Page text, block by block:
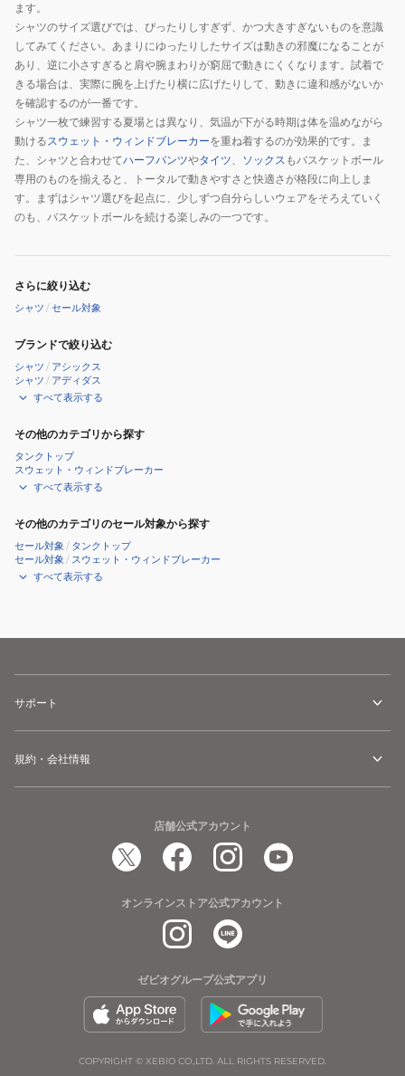
ます。
シャツのサイズ選びでは、ぴったりしすぎず、かつ大きすぎないものを意識
してみてください。あまりにゆったりしたサイズは動きの邪魔になることが
あり、逆に小さすぎると肩や腕まわりが窮屈で動きにくくなります。試着で
きる場合は、実際に腕を上げたり横に広げたりして、動きに違和感がないか
を確認するのが一番です。
シャツ一枚で練習する夏場とは異なり、気温が下がる時期は体を温めながら
動けるスウェット・ウィンドブレーカーを重ね着するのが効果的です。ま
た、シャツと合わせてハーフパンツやタイツ、 ソックス もバスケットボール
専用のものを揃えると、トータルで動きやすさと快適さが格段に向上しま
す。まずはシャツ選びを起点に、少しずつ自分らしいウェアをそろえていく
のも、バスケットボールを続ける楽しみの一つです。
さらに絞り込む
シャツ /セール対象
ブランドで絞り込む
シャツ / アシックス
シャツ / アディダス
すべて表示する
その他のカテゴリから探す
タンクトップ
スウェット・ウィンドブレーカー
すべて表示する
その他のカテゴリのセール対象から探す
セール対象 / タンクトップ
セール対象 / スウェット・ウィンドブレーカー
すべて表示する
サポート
規約・会社情報
店舗公式アカウント
オンラインストア公式アカウント
ゼビオグループ公式アプリ
COPYRIGHT © XEBIO CO.,LTD. ALL RIGHTS RESERVED.